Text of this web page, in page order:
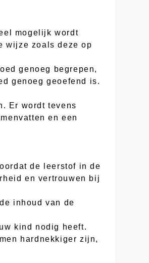
mogelijk wordt
wijze zoals deze op
genoeg begrepen,
genoeg geoefend is.
Er wordt tevens
en een
de leerstof in de
en vertrouwen bij
inhoud van de
kind nodig heeft.
hardnekkiger zijn,